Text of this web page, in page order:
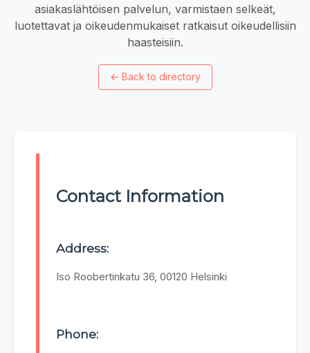
asiakaslähtöisen palvelun, varmistaen selkeät,
luotettavat ja oikeudenmukaiset ratkaisut oikeudellisiin
haasteisiin.
← Back to directory
Contact Information
Address:
Iso Roobertinkatu 36, 00120 Helsinki
Phone: